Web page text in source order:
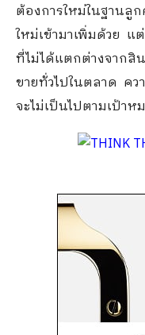
ต้องการใหม่ในฐานลู
ใหม่เข้ามาเพิ่มด้วย
ที่ไม่ได้แตกต่างจาก
ขายทั่วไปในตลาด คว
จะไม่เป็นไปตามเป้าห